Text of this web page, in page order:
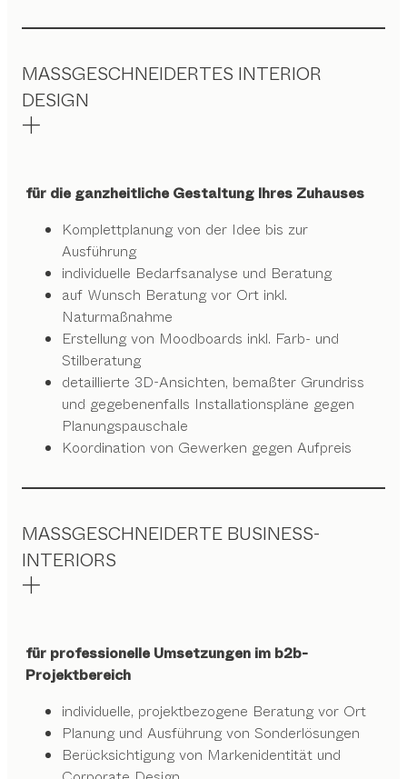
MASSGESCHNEIDERTES INTERIOR
DESIGN
für die ganzheitliche Gestaltung Ihres Zuhauses
Komplettplanung von der Idee bis zur
Ausführung
individuelle Bedarfsanalyse und Beratung
auf Wunsch Beratung vor Ort inkl.
Naturmaßnahme
Erstellung von Moodboards inkl. Farb- und
Stilberatung
detaillierte 3D-Ansichten, bemaßter Grundriss
und gegebenenfalls Installationspläne gegen
Planungspauschale
Koordination von Gewerken gegen Aufpreis
MASSGESCHNEIDERTE BUSINESS-
INTERIORS
für professionelle Umsetzungen im b2b-
Projektbereich
individuelle, projektbezogene Beratung vor Ort
Planung und Ausführung von Sonderlösungen
Berücksichtigung von Markenidentität und